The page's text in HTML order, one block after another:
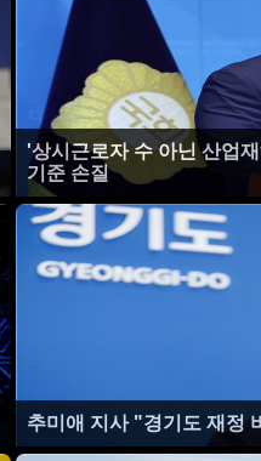
'상시근로자 수 아닌 산업
기준 손질
추미애 지사 "경기도 재정